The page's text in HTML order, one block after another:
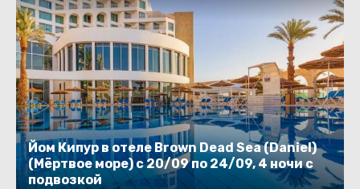
Йом Кипур в отеле Brown Dead Sea (Daniel)
(Мёртвое море) с 20/09 по 24/09, 4 ночи с
подвозкой